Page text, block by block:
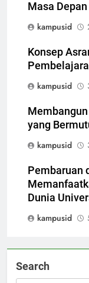
Masa
kampusid
Konsep
kampusid
yang
kampusid
Pembaruan
Dunia
kampusid
Search